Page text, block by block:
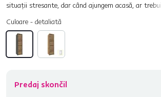
situaţii stresante, dar când ajungem acasă, ar
Culoare - detaliată
Predaj skončil